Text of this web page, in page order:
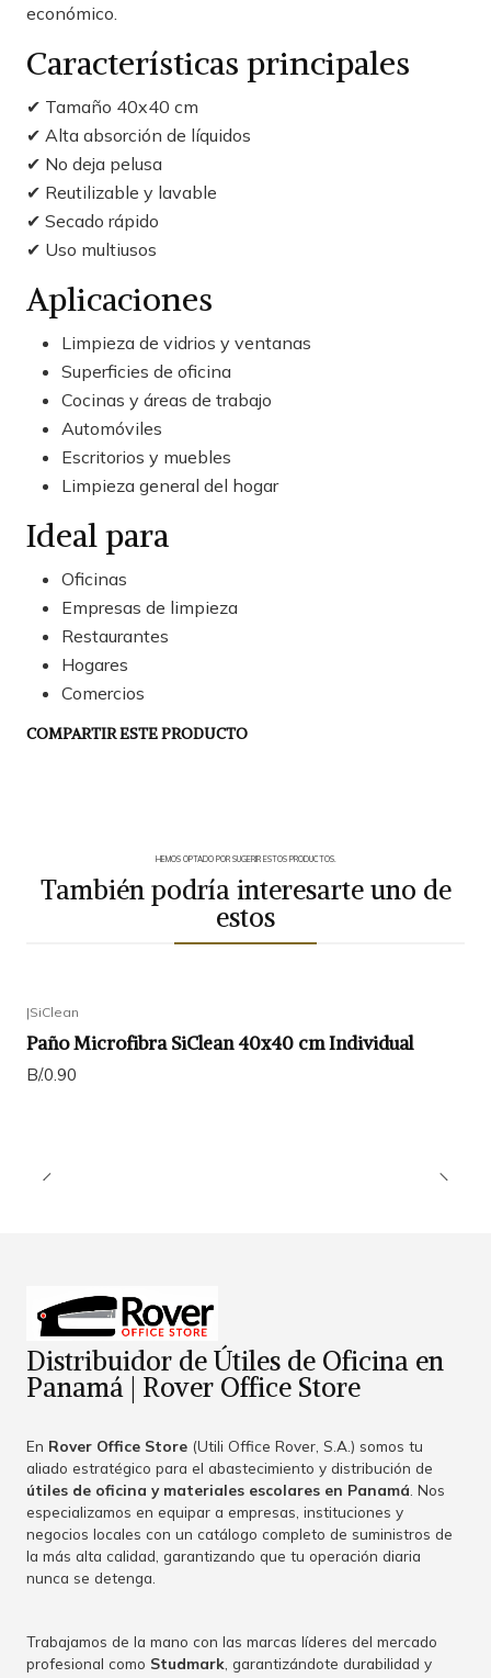
económico.
Características principales
✔ Tamaño 40x40 cm
✔ Alta absorción de líquidos
✔ No deja pelusa
✔ Reutilizable y lavable
✔ Secado rápido
✔ Uso multiusos
Aplicaciones
Limpieza de vidrios y ventanas
Superficies de oficina
Cocinas y áreas de trabajo
Automóviles
Escritorios y muebles
Limpieza general del hogar
Ideal para
Oficinas
Empresas de limpieza
Restaurantes
Hogares
Comercios
COMPARTIR ESTE PRODUCTO
HEMOS OPTADO POR SUGERIR ESTOS PRODUCTOS.
También podría interesarte uno de
estos
|SiClean
Paño Microfibra SiClean 40x40 cm Individual
B/.0.90
Distribuidor de Útiles de Oficina en
Panamá | Rover Office Store
En Rover Office Store (Utili Office Rover, S.A.) somos tu
aliado estratégico para el abastecimiento y distribución de
útiles de oficina y materiales escolares en Panamá . Nos
especializamos en equipar a empresas, instituciones y
negocios locales con un catálogo completo de suministros de
la más alta calidad, garantizando que tu operación diaria
nunca se detenga.
Trabajamos de la mano con las marcas líderes del mercado
profesional como Studmark , garantizándote durabilidad y